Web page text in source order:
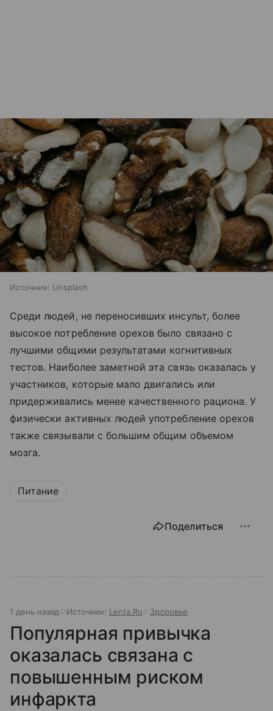
Источник: Unsplash
Среди людей, не переносивших инсульт, более
высокое потребление орехов было связано с
лучшими общими результатами когнитивных
тестов. Наиболее заметной эта связь оказалась у
участников, которые мало двигались или
придерживались менее качественного рациона. У
физически активных людей употребление орехов
также связывали с большим общим объемом
мозга.
Питание
Поделиться
1 день назад Источник: Lenta.Ru Здоровье
Популярная привычка
оказалась связана с
повышенным риском
инфаркта